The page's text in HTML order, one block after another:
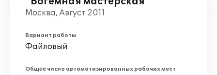
Москва, Август 2011
Вариант работы
Файловый
Общее число автоматизированных рабочих мест